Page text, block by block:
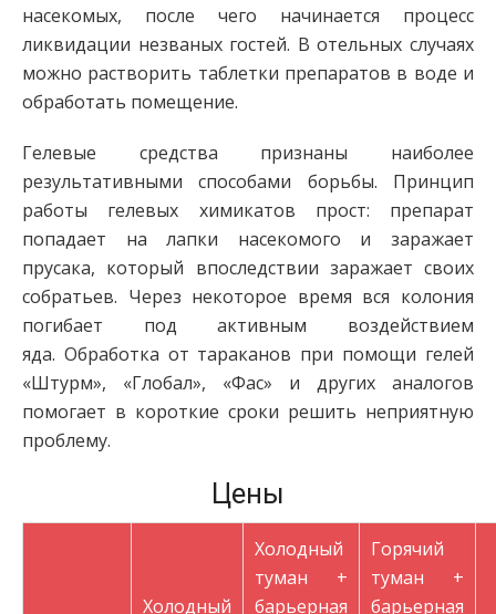
насекомых, после чего начинается процесс
ликвидации незваных гостей. В отельных случаях
можно растворить таблетки препаратов в воде и
обработать помещение.
Гелевые средства признаны наиболее
результативными способами борьбы. Принцип
работы гелевых химикатов прост: препарат
попадает на лапки насекомого и заражает
прусака, который впоследствии заражает своих
собратьев. Через некоторое время вся колония
погибает под активным воздействием
яда. Обработка от тараканов при помощи гелей
«Штурм», «Глобал», «Фас» и других аналогов
помогает в короткие сроки решить неприятную
проблему.
Цены
Холодный
Холодный
туман +
барьерная
Горячий
туман +
барьерная